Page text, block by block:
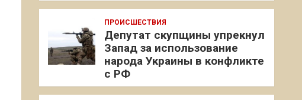
ПРОИСШЕСТВИЯ
Депутат скупщины упрекнул
Запад за использование
народа Украины в конфликте
с РФ